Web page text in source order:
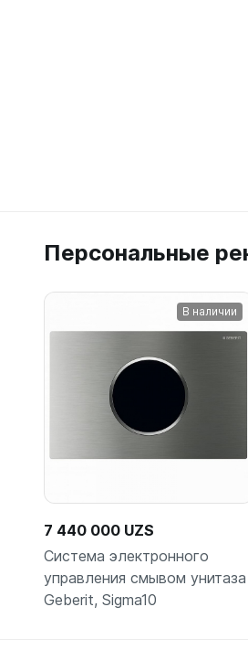
Персональные
В наличии
7 440 000 UZS
Система электронного
управления смывом унитаза
Geberit, Sigma10